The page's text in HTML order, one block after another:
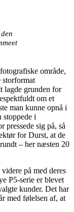
område,
storformat
lagde grunden for
om et
man kunne opnå i
i
pressede sig på, så
for Durst, at de
– her næsten 20
på med deres
P5-serie er blevet
kunder. Det har
med følelsen af, at